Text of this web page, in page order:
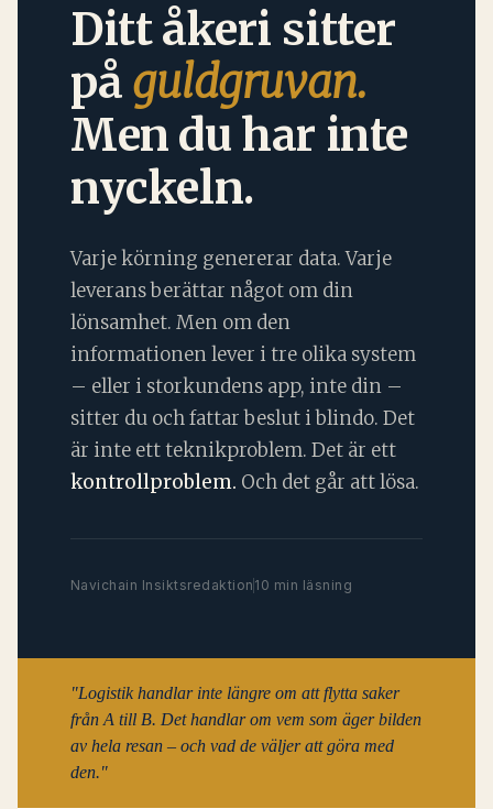
Ditt åkeri sitter
på guldgruvan.
Men du har inte
nyckeln.
Varje körning genererar data. Varje
leverans berättar något om din
lönsamhet. Men om den
informationen lever i tre olika system
– eller i storkundens app, inte din –
sitter du och fattar beslut i blindo. Det
är inte ett teknikproblem. Det är ett
kontrollproblem. Och det går att lösa.
Navichain Insiktsredaktion 10 min läsning
"Logistik handlar inte längre om att flytta saker
från A till B. Det handlar om vem som äger bilden
av hela resan – och vad de väljer att göra med
den."